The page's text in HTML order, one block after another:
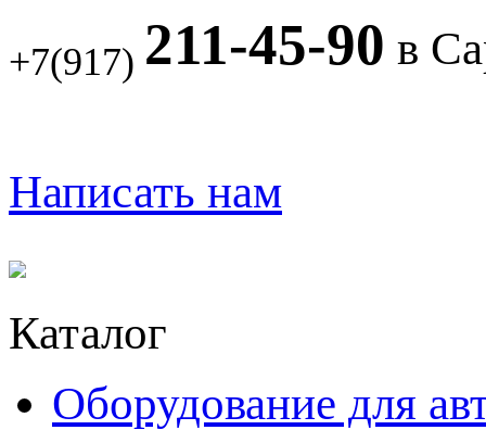
+7(917) 211-45-90 в
Написать нам
Каталог
Оборудование для